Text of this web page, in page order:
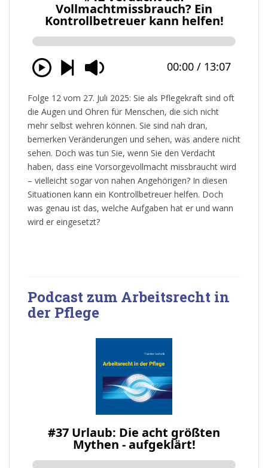
Folge 12 vom 27. Juli 2025: Sie als Pflegekraft sind oft
die Augen und Ohren für Menschen, die sich nicht
mehr selbst wehren können. Sie sind nah dran,
bemerken Veränderungen und sehen, was andere nicht
sehen. Doch was tun Sie, wenn Sie den Verdacht
haben, dass eine Vorsorgevollmacht missbraucht wird
– vielleicht sogar von nahen Angehörigen? In diesen
Situationen kann ein Kontrollbetreuer helfen. Doch
was genau ist das, welche Aufgaben hat er und wann
wird er eingesetzt?
Podcast zum Arbeitsrecht in
der Pflege